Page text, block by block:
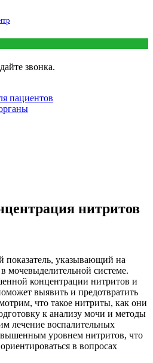
звонка.
пациентов
нитритов
указывающий на
мочевыделительной системе.
концентрации нитритов и
выявить и предотвратить
что такое нитриты, как они
к анализу мочи и методы
лечение воспалительных
уровнем нитритов, что
в вопросах